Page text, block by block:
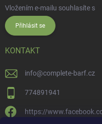
Vložením e-mailu souhlasíte s
Přihlásit se
KONTAKT
info@complete-barf.cz
774891941
https://